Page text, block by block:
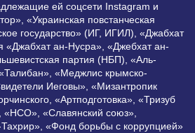
ей соцсети Instagram и
«Украинская повстанческая
государство» (ИГ, ИГИЛ), «Джабхат
ан-Нусра», «Джебхат ан-
партия (НБП), «Аль-
«Меджлис крымско-
Иеговы», «Мизантропик
«Артподготовка», «Тризуб
«Славянский союз»,
«Фонд борьбы с коррупцией»